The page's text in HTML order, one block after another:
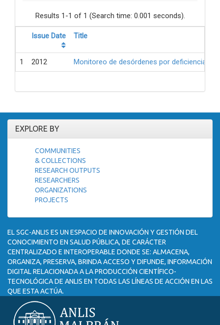
Results 1-1 of 1 (Search time: 0.001 seconds).
Issue Date Title
1 2012 Monitoreo de desórdenes por deficiencia
EXPLORE BY
COMMUNITIES
& COLLECTIONS
RESEARCH OUTPUTS
RESEARCHERS
ORGANIZATIONS
PROJECTS
EL SGC-ANLIS ES UN ESPACIO DE INNOVACIÓN Y GESTIÓN DEL
CONOCIMIENTO EN SALUD PÚBLICA, DE CARÁCTER
CENTRALIZADO E INTEROPERABLE DONDE SE: ALMACENA,
ORGANIZA, PRESERVA, BRINDA ACCESO Y DIFUNDE, INFORMACIÓN
DIGITAL RELACIONADA A LA PRODUCCIÓN CIENTÍFICO-
TECNOLÓGICA DE ANLIS EN TODAS LAS LÍNEAS DE ACCIÓN EN LAS
QUE ESTA ACTÚA.